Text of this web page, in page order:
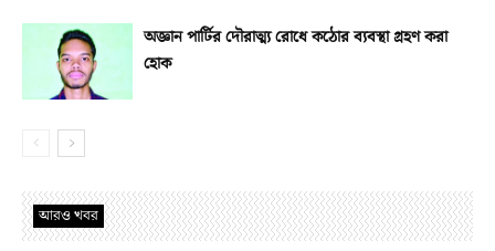
অজ্ঞান পার্টির দৌরাত্ম্য রোধে কঠোর ব্যবস্থা গ্রহণ করা
হোক
আরও খবর